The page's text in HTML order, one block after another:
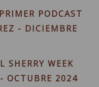
PODCAST
- DICIEMBRE
SHERRY WEEK
OCTUBRE 2024